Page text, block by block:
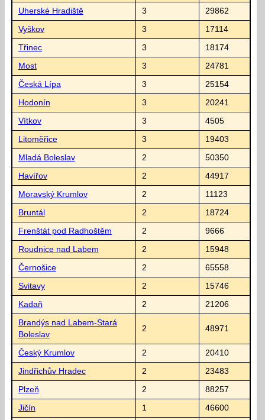
Uherské Hradiště 3 29862
Vyškov 3 17114
Třinec 3 18174
Most 3 24781
Česká Lípa 3 25154
Hodonín 3 20241
Vítkov 3 4505
Litoměřice 3 19403
Mladá Boleslav 2 50350
Havířov 2 44917
Moravský Krumlov 2 11123
Bruntál 2 18724
Frenštát pod Radhoštěm 2 9666
Roudnice nad Labem 2 15948
Černošice 2 65558
Svitavy 2 15746
Kadaň 2 21206
Brandýs nad Labem-Stará
Boleslav
2 48971
Český Krumlov 2 20410
Jindřichův Hradec 2 23483
Plzeň 2 88257
Jičín 1 46600